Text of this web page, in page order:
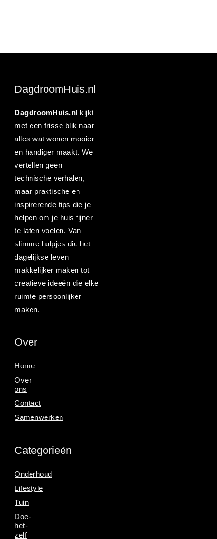
DagdroomHuis.nl
DagdroomHuis.nl kijkt
met een frisse blik naar
alles wat wonen mooier
en handiger maakt. We
vertellen geen
technische verhalen,
maar praktische en
inspirerende tips die je
helpen om je huis fijner
te laten voelen. Van
slimme hulpjes die het
dagelijkse leven
makkelijker maken tot
creatieve ideeën die elke
ruimte persoonlijker
maken.
Over
Home
Over
ons
Contact
Samenwerken
Categorieën
Onderhoud
Lifestyle
Tuin
Doe-
het-
zelf